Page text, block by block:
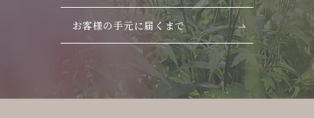
お客様の手元に届くまで